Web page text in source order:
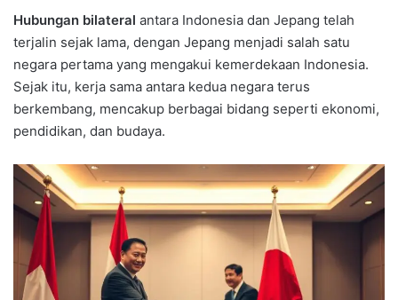
Hubungan bilateral antara Indonesia dan Jepang telah
terjalin sejak lama, dengan Jepang menjadi salah satu
negara pertama yang mengakui kemerdekaan Indonesia.
Sejak itu, kerja sama antara kedua negara terus
berkembang, mencakup berbagai bidang seperti ekonomi,
pendidikan, dan budaya.